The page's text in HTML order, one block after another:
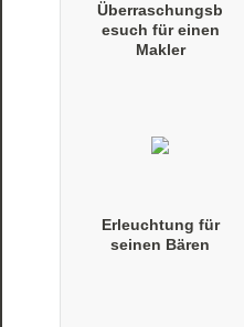
Überraschungsb
esuch für einen
Makler
Erleuchtung für
seinen Bären